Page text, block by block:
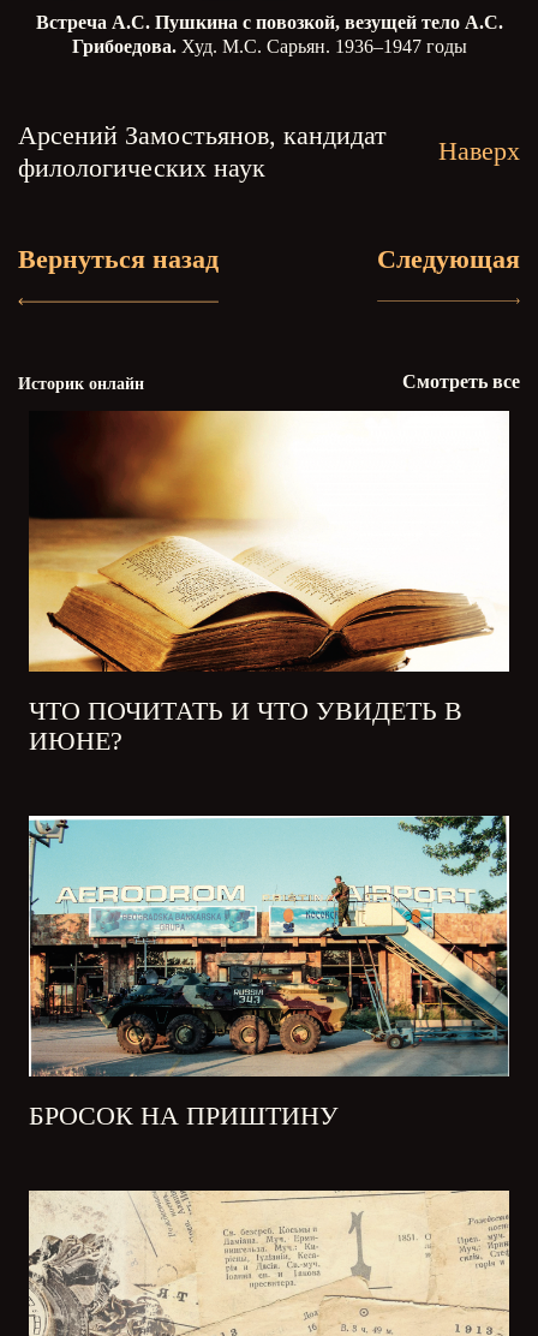
Встреча А.С. Пушкина с повозкой, везущей тело А.С.
Грибоедова.Худ. М.С. Сарьян. 1936–1947 годы
Арсений Замостьянов, кандидат
филологических наук
Наверх
Вернуться назад Следующая
Историк онлайн Смотреть все
ЧТО ПОЧИТАТЬ И ЧТО УВИДЕТЬ В
ИЮНЕ?
БРОСОК НА ПРИШТИНУ